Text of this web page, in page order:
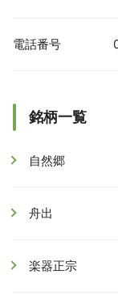
電話番号
銘柄一覧
自然郷
舟出
楽器正宗